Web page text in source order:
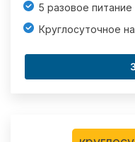
5 разовое питание
Круглосуточное